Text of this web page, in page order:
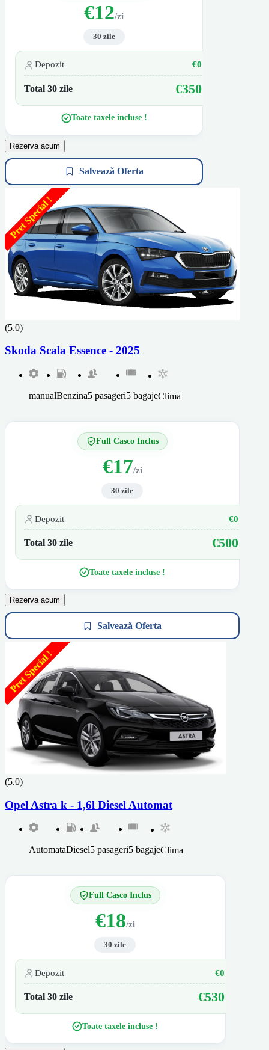
€12/zi
30 zile
Depozit €0
Total 30 zile €350
Toate taxele incluse !
Rezerva acum
Salvează Oferta
Pret Special !
(5.0)
Skoda Scala Essence - 2025
manualBenzina5 pasageri5 bagajeClima
Full Casco Inclus
€17/zi
30 zile
Depozit €0
Total 30 zile €500
Toate taxele incluse !
Rezerva acum
Salvează Oferta
Pret Special !
(5.0)
Opel Astra k - 1,6l Diesel Automat
AutomataDiesel5 pasageri5 bagajeClima
Full Casco Inclus
€18/zi
30 zile
Depozit €0
Total 30 zile €530
Toate taxele incluse !